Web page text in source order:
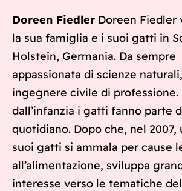
Doreen Fiedler Doreen Fiedler
la sua famiglia e i suoi gatti in
Holstein, Germania. Da sempre
appassionata di scienze
ingegnere civile di professione.
dall’infanzia i gatti fanno parte
quotidiano. Dopo che, nel 2007,
suoi gatti si ammala per cause
all’alimentazione, sviluppa
interesse verso le tematiche del